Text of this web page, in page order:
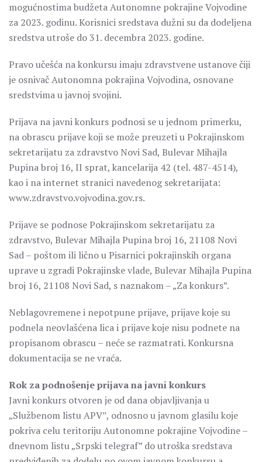
mogućnostima budžeta Autonomne pokrajine Vojvodine
za 2023. godinu. Korisnici sredstava dužni su da dodeljena
sredstva utroše do 31. decembra 2023. godine.
Pravo učešća na konkursu imaju zdravstvene ustanove čiji
je osnivač Autonomna pokrajina Vojvodina, osnovane
sredstvima u javnoj svojini.
Prijava na javni konkurs podnosi se u jednom primerku,
na obrascu prijave koji se može preuzeti u Pokrajinskom
sekretarijatu za zdravstvo Novi Sad, Bulevar Mihajla
Pupina broj 16, II sprat, kancelarija 42 (tel. 487-4514),
kao i na internet stranici navedenog sekretarijata:
www.zdravstvo.vojvodina.gov.rs.
Prijave se podnose Pokrajinskom sekretarijatu za
zdravstvo, Bulevar Mihajla Pupina broj 16, 21108 Novi
Sad – poštom ili lično u Pisarnici pokrajinskih organa
uprave u zgradi Pokrajinske vlade, Bulevar Mihajla Pupina
broj 16, 21108 Novi Sad, s naznakom – „Za konkurs”.
Neblagovremene i nepotpune prijave, prijave koje su
podnela neovlašćena lica i prijave koje nisu podnete na
propisanom obrascu – neće se razmatrati. Konkursna
dokumentacija se ne vraća.
Rok za podnošenje prijava na javni konkurs
Javni konkurs otvoren je od dana objavljivanja u
„Službenom listu APVˮ, odnosno u javnom glasilu koje
pokriva celu teritoriju Autonomne pokrajine Vojvodine –
dnevnom listu „Srpski telegraf” do utroška sredstava